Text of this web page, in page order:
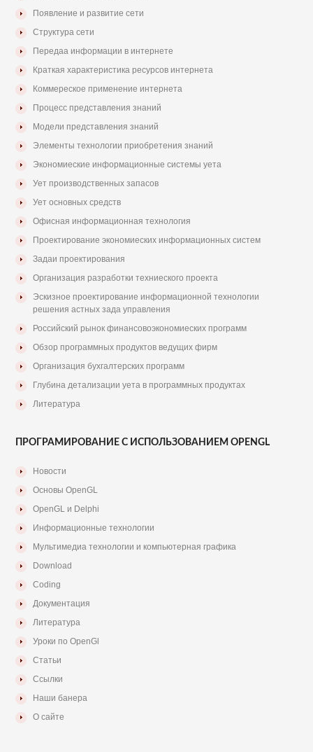
Появление и развитие сети
Структура сети
Передаа информации в интернете
Краткая характеристика ресурсов интернета
Коммереское применение интернета
Процесс представления знаний
Модели представления знаний
Элементы технологии приобретения знаний
Экономиеские информационные системы уета
Ует производственных запасов
Ует основных средств
Офисная информационная технология
Проектирование экономиеских информационных систем
Задаи проектирования
Организация разработки техниеского проекта
Эскизное проектирование информационной технологии
решения астных зада управления
Российский рынок финансовоэкономиеских программ
Обзор программных продуктов ведущих фирм
Организация бухгалтерских программ
Глубина детализации уета в программных продуктах
Литература
ПРОГРАМИРОВАНИЕ С ИСПОЛЬЗОВАНИЕМ OPENGL
Новости
Основы OpenGL
OpenGL и Delphi
Информационные технологии
Мультимедиа технологии и компьютерная графика
Download
Coding
Документация
Литература
Уроки по OpenGl
Статьи
Ссылки
Наши банера
О сайте